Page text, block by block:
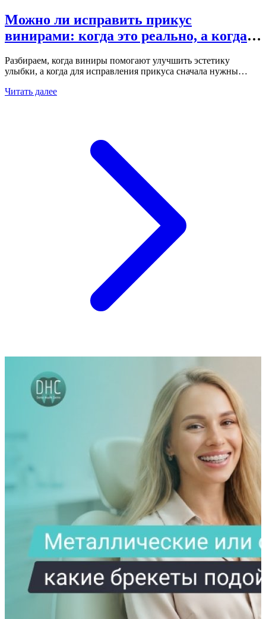
Можно ли исправить прикус
винирами: когда это реально, а когда
Разбираем, когда виниры помогают улучшить эстетику
улыбки, а когда для исправления прикуса сначала нужны
Читать далее